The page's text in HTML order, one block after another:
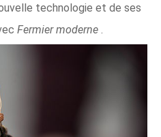
technologie et de ses
Fermier moderne .